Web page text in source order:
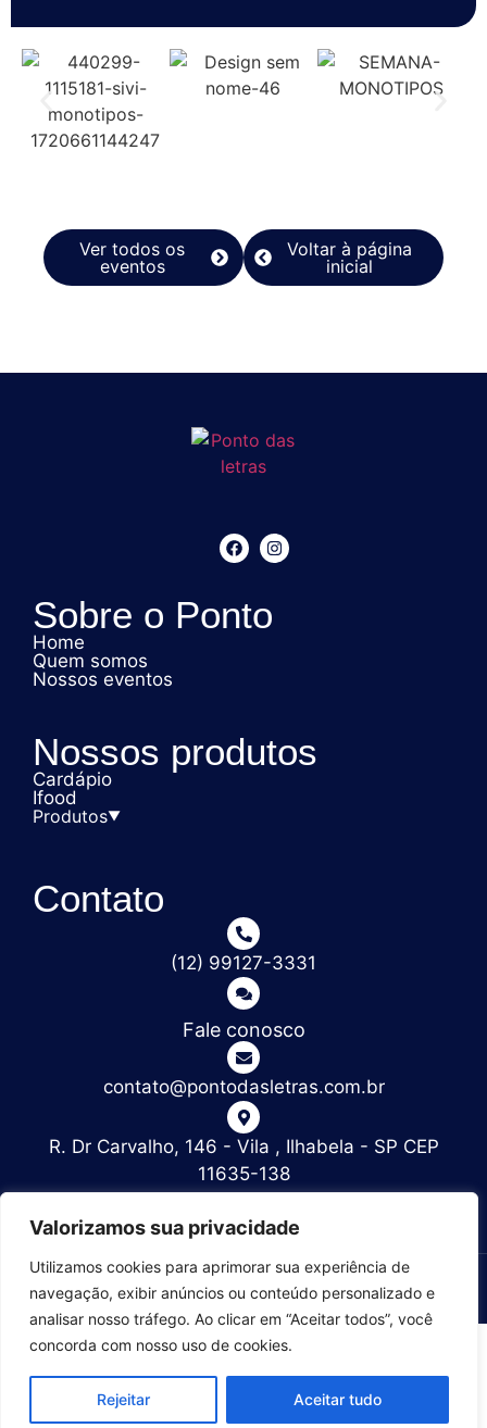
Valorizamos sua privacidade
Utilizamos cookies para aprimorar sua experiência de
navegação, exibir anúncios ou conteúdo personalizado e
analisar nosso tráfego. Ao clicar em “Aceitar todos”, você
concorda com nosso uso de cookies.
Rejeitar Aceitar tudo
Ver todos os
eventos
Voltar à página
inicial
Sobre o Ponto
Home
Quem somos
Nossos eventos
Nossos produtos
Cardápio
Ifood
Produtos▼
Revistas e jornais
Contato
(12) 99127-3331
Fale conosco
contato@pontodasletras.com.br
R. Dr Carvalho, 146 - Vila , Ilhabela - SP CEP
11635-138
© 2025 – Copyright | Ponto das Letras | Desenvolvido por
Link Nacional